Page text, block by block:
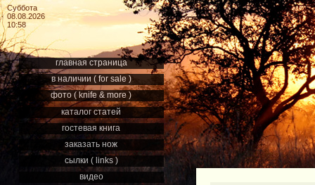
Суббота
08.08.2026
10:58
главная страница
в наличии ( for sale )
фото ( knife & more )
каталог статей
гостевая книга
заказать нож
сылки ( links )
видео